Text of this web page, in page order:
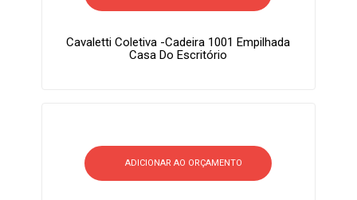
Cavaletti Coletiva -Cadeira 1001 Empilhada
Casa Do Escritório
ADICIONAR AO ORÇAMENTO